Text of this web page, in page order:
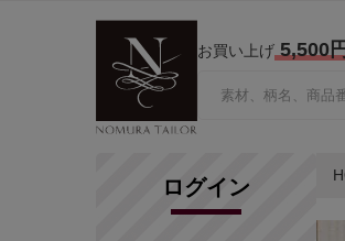
お買い上げ 5,500
ログイン